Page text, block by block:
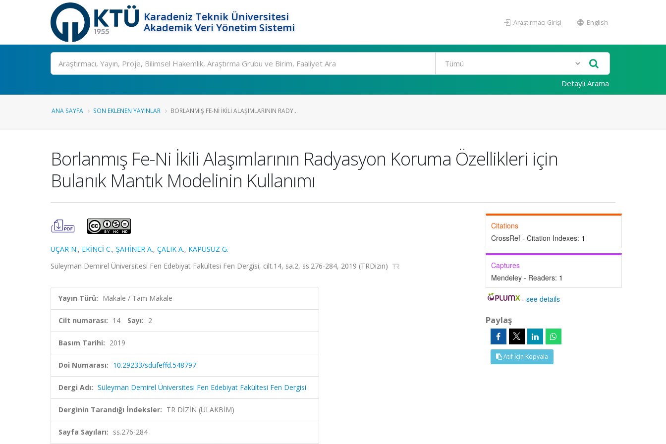
Karadeniz Teknik Üniversitesi
Akademik Veri Yönetim Sistemi
Araştırmacı Girişi English
Ara
Detaylı Arama
ANA SAYFA SON EKLENEN YAYINLAR BORLANMIŞ FE-NI İKILI ALAŞIMLARININ RADY...
Borlanmış Fe-Ni İkili Alaşımlarının Radyasyon Koruma Özellikleri için
Bulanık Mantık Modelinin Kullanımı
UÇAR N., EKİNCİ C., ŞAHİNER A., ÇALIK A., KAPUSUZ G.
Süleyman Demirel Üniversitesi Fen Edebiyat Fakültesi Fen Dergisi, cilt.14, sa.2, ss.276-284, 2019 (TRDizin)
Yayın Türü: Makale / Tam Makale
Cilt numarası: 14 Sayı: 2
Basım Tarihi: 2019
Doi Numarası: 10.29233/sdufeffd.548797
Dergi Adı: Süleyman Demirel Üniversitesi Fen Edebiyat Fakültesi Fen Dergisi
Derginin Tarandığı İndeksler: TR DİZİN (ULAKBİM)
Sayfa Sayıları: ss.276-284
Citations
CrossRef - Citation Indexes: 1
Captures
Mendeley - Readers: 1
-see details
Paylaş
Atıf İçin Kopyala